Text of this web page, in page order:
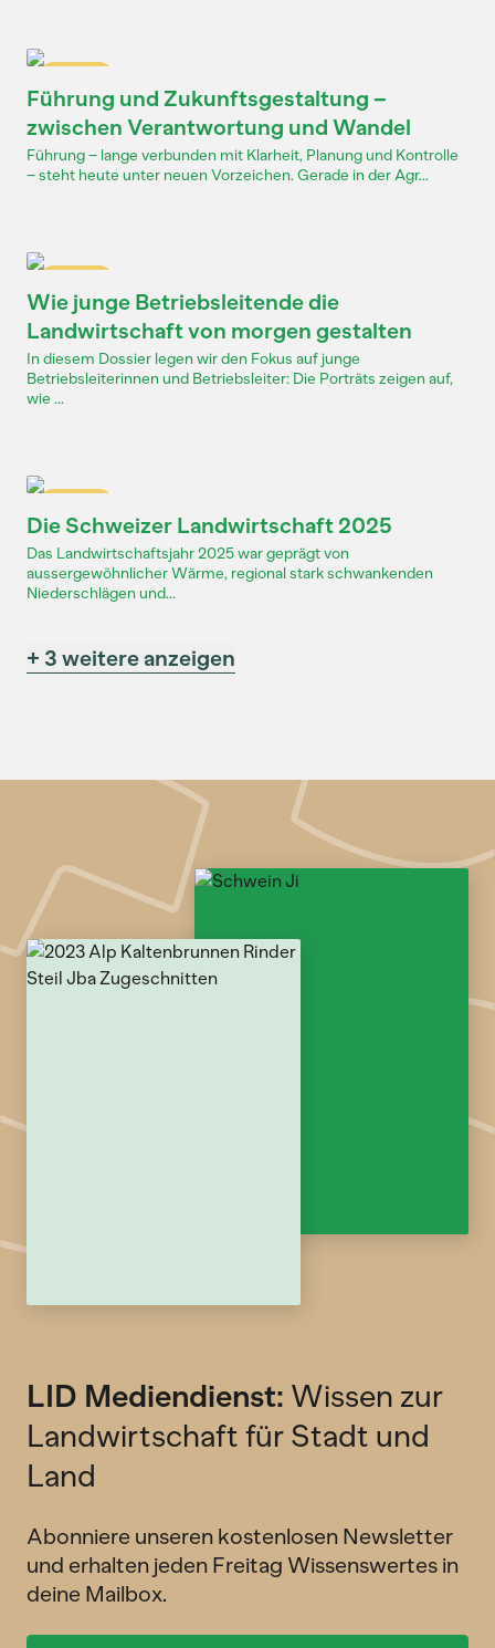
Führung und Zukunftsgestaltung –
zwischen Verantwortung und Wandel
Führung – lange verbunden mit Klarheit, Planung und Kontrolle
– steht heute unter neuen Vorzeichen. Gerade in der Agr...
Wie junge Betriebsleitende die
Landwirtschaft von morgen gestalten
In diesem Dossier legen wir den Fokus auf junge
Betriebsleiterinnen und Betriebsleiter: Die Porträts zeigen auf,
wie ...
Die Schweizer Landwirtschaft 2025
Das Landwirtschaftsjahr 2025 war geprägt von
aussergewöhnlicher Wärme, regional stark schwankenden
Niederschlägen und...
+ 3 weitere anzeigen
LID Mediendienst: Wissen zur
Landwirtschaft für Stadt und
Land
Abonniere unseren kostenlosen Newsletter
und erhalten jeden Freitag Wissenswertes in
deine Mailbox.